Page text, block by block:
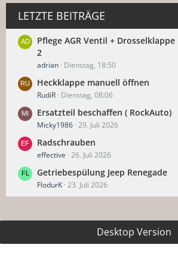
LETZTE BEITRÄGE
Pflege AGR Ventil +
2
adrian Dienstag, 18:50
Heckklappe manuell öffnen
RudiR Dienstag, 08:06
Ersatzteil beschaffen ( RockAuto)
Micky1986 29. Juli 2026
Radschrauben
effective 26. Juli 2026
Getriebespülung Jeep Renegade
FlodurK 23. Juli 2026
Desktop Version